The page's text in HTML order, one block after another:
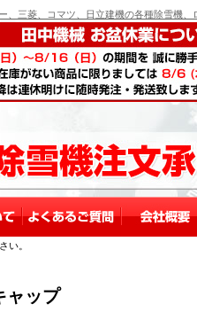
菱、コマツ、日立建機の各種除雪機、
い。
ャップ